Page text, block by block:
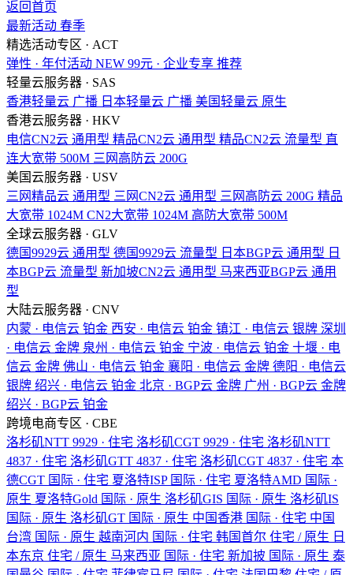
返回首页
最新活动 春季
精选活动专区 · ACT
弹性 · 年付活动 NEW 99元 · 企业专享 推荐
轻量云服务器 · SAS
香港轻量云 广播 日本轻量云 广播 美国轻量云 原生
香港云服务器 · HKV
电信CN2云 通用型 精品CN2云 通用型 精品CN2云 流量型 直
连大宽带 500M 三网高防云 200G
美国云服务器 · USV
三网精品云 通用型 三网CN2云 通用型 三网高防云 200G 精品
大宽带 1024M CN2大宽带 1024M 高防大宽带 500M
全球云服务器 · GLV
德国9929云 通用型 德国9929云 流量型 日本BGP云 通用型 日
本BGP云 流量型 新加坡CN2云 通用型 马来西亚BGP云 通用
型
大陆云服务器 · CNV
内蒙 · 电信云 铂金 西安 · 电信云 铂金 镇江 · 电信云 银牌 深圳
· 电信云 金牌 泉州 · 电信云 铂金 宁波 · 电信云 铂金 十堰 · 电
信云 金牌 佛山 · 电信云 铂金 襄阳 · 电信云 金牌 德阳 · 电信云
银牌 绍兴 · 电信云 铂金 北京 · BGP云 金牌 广州 · BGP云 金牌
绍兴 · BGP云 铂金
跨境电商专区 · CBE
洛杉矶NTT 9929 · 住宅 洛杉矶CGT 9929 · 住宅 洛杉矶NTT
4837 · 住宅 洛杉矶GTT 4837 · 住宅 洛杉矶CGT 4837 · 住宅 本
德CGT 国际 · 住宅 夏洛特ISP 国际 · 住宅 夏洛特AMD 国际 ·
原生 夏洛特Gold 国际 · 原生 洛杉矶GIS 国际 · 原生 洛杉矶IS
国际 · 原生 洛杉矶GT 国际 · 原生 中国香港 国际 · 住宅 中国
台湾 国际 · 原生 越南河内 国际 · 住宅 韩国首尔 住宅 / 原生 日
本东京 住宅 / 原生 马来西亚 国际 · 住宅 新加披 国际 · 原生 泰